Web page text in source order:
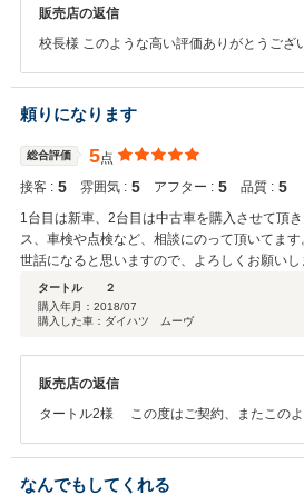
販売店の返信
校長様 このような高い評価ありがとうござ
ンテナンスを引き続きさせていただきます
お越しくださいませ。宜しくお願い致しま
お任せください。
頼りになります
総合評価 5点
接客 : 5 雰囲気 : 5 アフター : 5 品質 : 5
1台目は新車、2台目は中古車を購入させて頂
ス、車検や点検など、相談にのって頂いてま
世話になると思いますので、よろしくお願いし
タートル ２
購入年月： 2018/07
購入した車：ダイハツ ムーヴ
販売店の返信
タートル2様 この度はご契約、またこの
スや、次回お車をお買い求めになる際もぜ
幸いです。何卒宜しくお願い致します。
なんでもしてくれる